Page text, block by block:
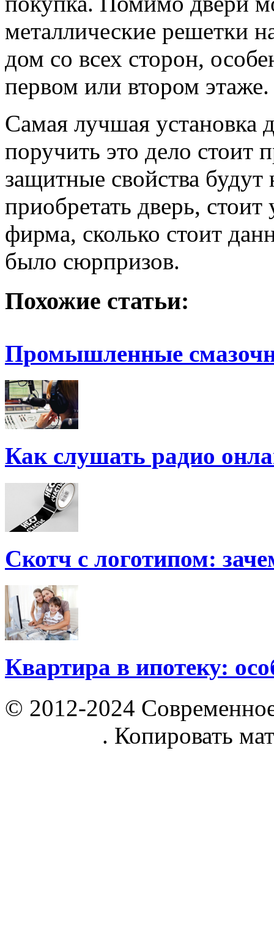
металлические решетки
дом со всех сторон,
первом или втором этаже.
Самая лучшая установка
поручить это дело стоит
защитные свойства
приобретать дверь, стоит
фирма, сколько стоит
было сюрпризов.
Похожие статьи:
Промышленные
Как слушать радио
Скотч с логотипом:
Квартира в ипотеку:
© 2012-2024
. Копировать